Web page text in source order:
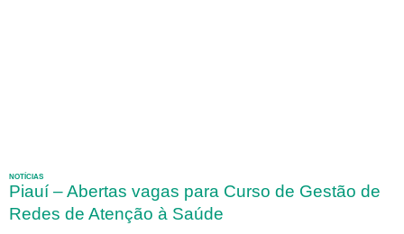
NOTÍCIAS
Piauí – Abertas vagas para Curso de Gestão de
Redes de Atenção à Saúde